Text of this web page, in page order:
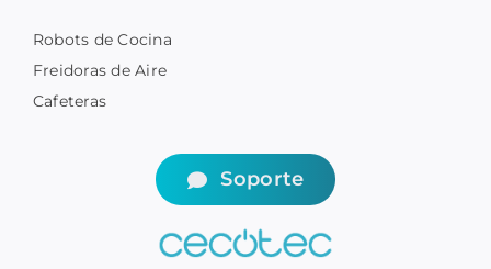
Robots de Cocina
Freidoras de Aire
Cafeteras
Soporte